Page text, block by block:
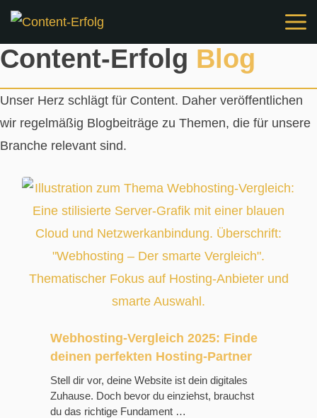
Zum
springen
Content-Erfolg Blog
Unser Herz schlägt für Content. Daher veröffentlichen
wir regelmäßig Blogbeiträge zu Themen, die für unsere
Branche relevant sind.
Webhosting-Vergleich 2025: Finde
deinen perfekten Hosting-Partner
Stell dir vor, deine Website ist dein digitales
Zuhause. Doch bevor du einziehst, brauchst
du das richtige Fundament …